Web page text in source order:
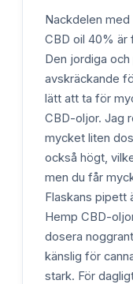
Nackdelen
CBD oil 40% är
Den jordiga
avskräckande
lätt att ta för
CBD-oljor. Jag
mycket liten
också högt,
men du får
Flaskans pipett
Hemp CBD-
dosera
känslig för
stark. För